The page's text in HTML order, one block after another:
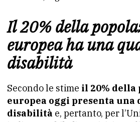
Il 20% della
europea ha una
disabilità
Secondo le stime il 20% della
europea oggi presenta una
disabilità e, pertanto, per